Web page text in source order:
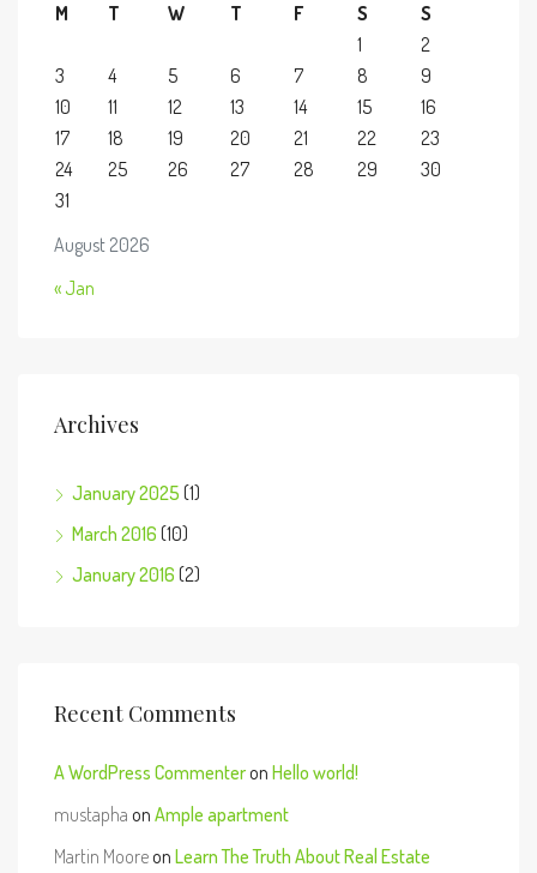
August 2026
M T W T F S
S
1
2
3
4 5 6 7 8
9
10
11 12 13 14 15
16
17
18 19 20 21 22
23
24
25 26 27 28 29
30
31
« Jan
Archives
January 2025 (1)
March 2016 (10)
January 2016 (2)
Recent Comments
A WordPress Commenteron Hello world!
mustapha on Ample apartment
Martin Mooreon Learn The Truth About Real Estate